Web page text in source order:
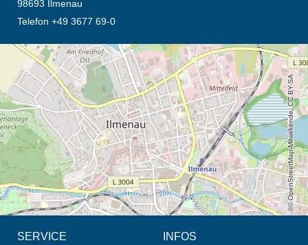
98693 Ilmenau
Telefon +49 3677 69-0
Öffnet die Anfahrtsbeschreibung in neuem Tab (Karte)
© OpenStreetMap-Mitwirkende, CC BY-SA
SERVICE INFOS